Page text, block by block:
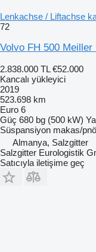
Lenkachse / Liftachse
72
Volvo FH 500
2.838.000 TL €52.000
Kancalı yükleyici
2019
523.698 km
Euro 6
Güç 680 bg (500 kW)
Süspansiyon makas/
Almanya, Salzgitter
Salzgitter Eurologistik
Satıcıyla iletişime geç